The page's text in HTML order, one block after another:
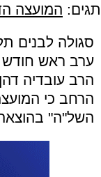
תגים: המועצה
סגולה לבנים
ערב ראש חודש
הרב עובדיה
הרחב כי
השל"ה" בהוצאה